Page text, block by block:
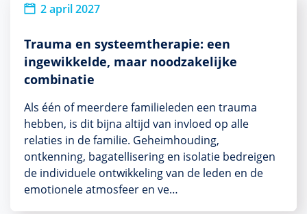
2 april 2027
Trauma en systeemtherapie: een
ingewikkelde, maar noodzakelijke
combinatie
Als één of meerdere familieleden een trauma
hebben, is dit bijna altijd van invloed op alle
relaties in de familie. Geheimhouding,
ontkenning, bagatellisering en isolatie bedreigen
de individuele ontwikkeling van de leden en de
emotionele atmosfeer en ve…